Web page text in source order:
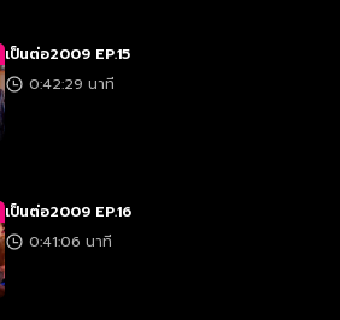
เป็นต่อ2009 EP.15
0:42:29 นาที
เป็นต่อ2009 EP.16
0:41:06 นาที